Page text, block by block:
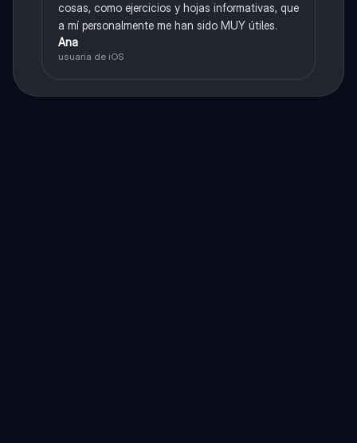
cosas, como ejercicios y hojas informativas, que
a mí personalmente me han sido MUY útiles.
Ana
usuaria de iOS